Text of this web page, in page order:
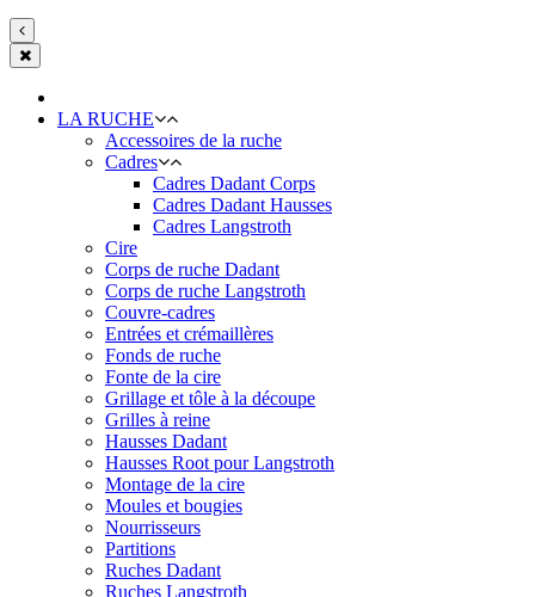
LA RUCHE
Accessoires de la ruche
Cadres
Cadres Dadant Corps
Cadres Dadant Hausses
Cadres Langstroth
Cire
Corps de ruche Dadant
Corps de ruche Langstroth
Couvre-cadres
Entrées et crémaillères
Fonds de ruche
Fonte de la cire
Grillage et tôle à la découpe
Grilles à reine
Hausses Dadant
Hausses Root pour Langstroth
Montage de la cire
Moules et bougies
Nourrisseurs
Partitions
Ruches Dadant
Ruches Langstroth